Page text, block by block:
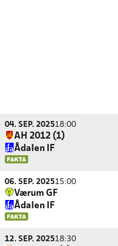
04. SEP. 202518:00
AH 2012 (1)
Ådalen IF
06. SEP. 202515:00
Værum GF
Ådalen IF
12. SEP. 202518:30